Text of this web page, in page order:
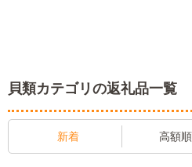
貝類カテゴリの返礼品一覧
新着 高額順